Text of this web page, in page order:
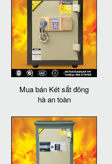
Mua bán Két sắt đông
hà an toàn